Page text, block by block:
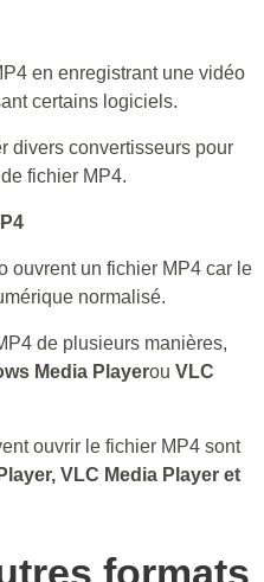
en enregistrant une vidéo
certains logiciels.
divers convertisseurs pour
fichier MP4.
ouvrent un fichier MP4 car le
normalisé.
de plusieurs manières,
Media Playerou VLC
ouvrir le fichier MP4 sont
VLC Media Player et
formats